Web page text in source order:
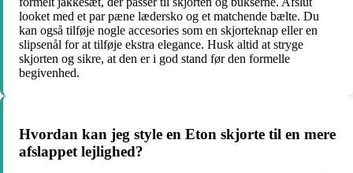
looket med et par pæne lædersko og et matchende bælte. Du
kan også tilføje nogle accesories som en skjorteknap eller en
slipsenål for at tilføje ekstra elegance. Husk altid at stryge
skjorten og sikre, at den er i god stand før den formelle
begivenhed.
Hvordan kan jeg style en Eton skjorte til en mere
afslappet lejlighed?